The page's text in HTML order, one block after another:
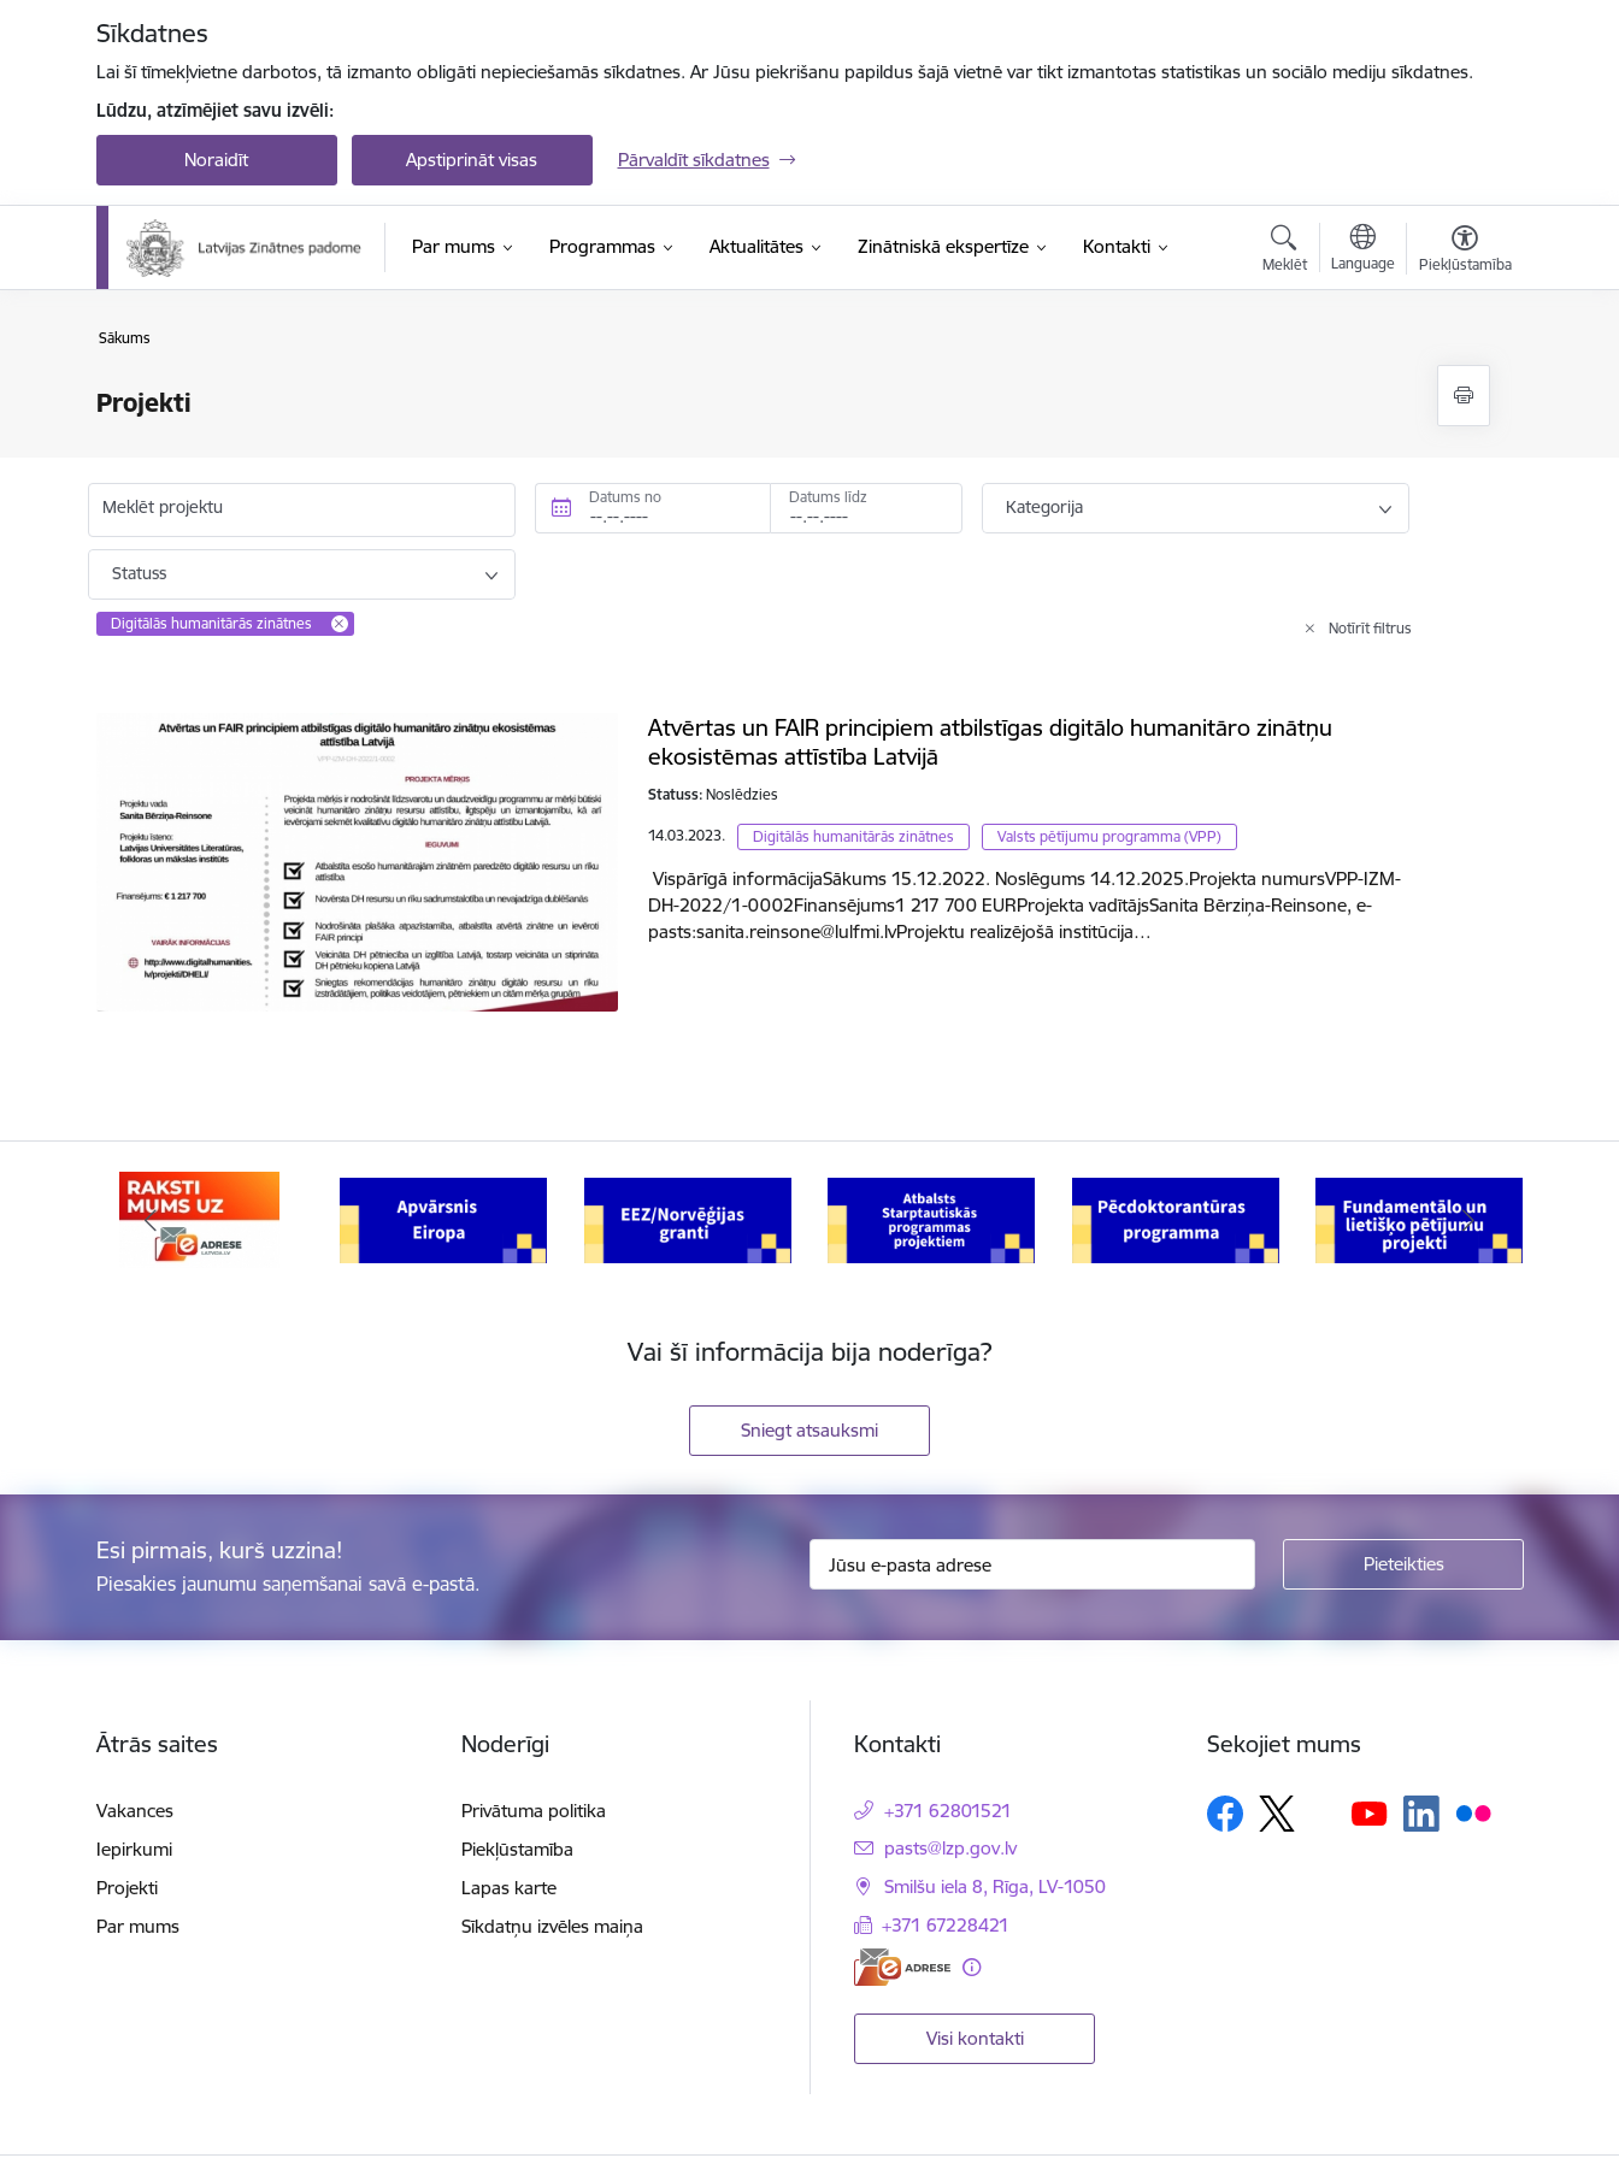
Sīkdatnes
Lai šī tīmekļvietne darbotos, tā izmanto obligāti nepieciešamās sīkdatnes. Ar Jūsu piekrišanu papildus šajā vietnē var tikt izmantotas statistikas un sociālo mediju sīkdatnes.
Lūdzu, atzīmējiet savu izvēli:
Noraidīt Apstiprināt visas Pārvaldīt sīkdatnes
Par mums Programmas Aktualitātes Zinātniskā ekspertīze Kontakti
Meklēt Language Piekļūstamība
Sākums
Projekti
Meklēt projektu Datums no Datums līdz Kategorija
Statuss
Digitālās humanitārās zinātnes Notīrīt filtrus
Atvērtas un FAIR principiem atbilstīgas digitālo humanitāro zinātņu
ekosistēmas attīstība Latvijā
Statuss: Noslēdzies
14.03.2023. Digitālās humanitārās zinātnes Valsts pētījumu programma (VPP)
Vispārīgā informācijaSākums 15.12.2022. Noslēgums 14.12.2025.Projekta numursVPP-IZM-
DH-2022/1-0002Finansējums1 217 700 EURProjekta vadītājsSanita Bērziņa-Reinsone, e-
pasts:sanita.reinsone@lulfmi.lvProjektu realizējošā institūcija…
Vai šī informācija bija noderīga?
Sniegt atsauksmi
Esi pirmais, kurš uzzina!
Piesakies jaunumu saņemšanai savā e-pastā.
Ātrās saites
Vakances
Iepirkumi
Projekti
Par mums
Noderīgi
Privātuma politika
Piekļūstamība
Lapas karte
Sīkdatņu izvēles maiņa
Kontakti
+371 62801521
E-pasts:
pasts@lzp.gov.lv
Smilšu iela 8, Rīga, LV-1050
+371 67228421
Visi kontakti
Sekojiet mums